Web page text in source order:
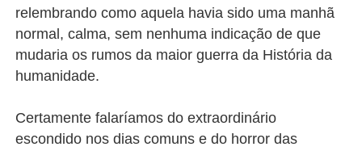
relembrando como aquela havia sido uma manhã
normal, calma, sem nenhuma indicação de que
mudaria os rumos da maior guerra da História da
humanidade.
Certamente falaríamos do extraordinário
escondido nos dias comuns e do horror das